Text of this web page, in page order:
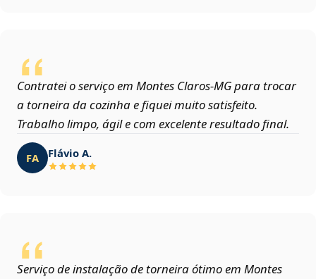
Contratei o serviço em Montes Claros‑MG para trocar
a torneira da cozinha e fiquei muito satisfeito.
Trabalho limpo, ágil e com excelente resultado final.
FA Flávio A.
Serviço de instalação de torneira ótimo em Montes